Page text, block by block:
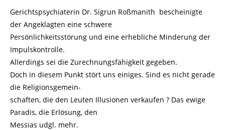
Gerichtspsychiaterin Dr. Sigrun Roßmanith bescheinigte
der Angeklagten eine schwere
Persönlichkeitsstörung und eine erhebliche Minderung der
Impulskontrolle.
Allerdings sei die Zurechnungsfähigkeit gegeben.
Doch in diesem Punkt stört uns einiges. Sind es nicht gerade
die Religionsgemein-
schaften, die den Leuten Illusionen verkaufen ? Das ewige
Paradis, die Erlösung, den
Messias udgl. mehr.